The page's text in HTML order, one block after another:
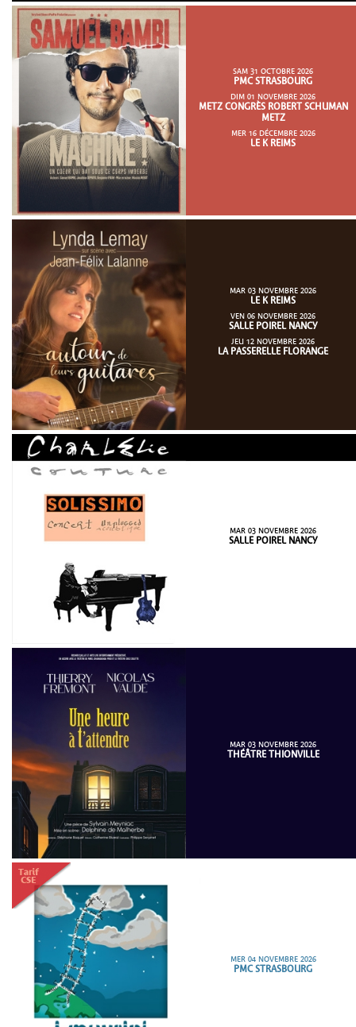
SAM 31 OCTOBRE 2026
PMC STRASBOURG
DIM 01 NOVEMBRE 2026
METZ CONGRÈS ROBERT SCHUMAN
METZ
MER 16 DÉCEMBRE 2026
LE K REIMS
MAR 03 NOVEMBRE 2026
LE K REIMS
VEN 06 NOVEMBRE 2026
SALLE POIREL NANCY
JEU 12 NOVEMBRE 2026
LA PASSERELLE FLORANGE
MAR 03 NOVEMBRE 2026
SALLE POIREL NANCY
MAR 03 NOVEMBRE 2026
THÉÂTRE THIONVILLE
MER 04 NOVEMBRE 2026
PMC STRASBOURG